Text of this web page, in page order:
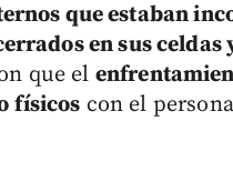
que estaban
en sus celdas
que el
físicos con el